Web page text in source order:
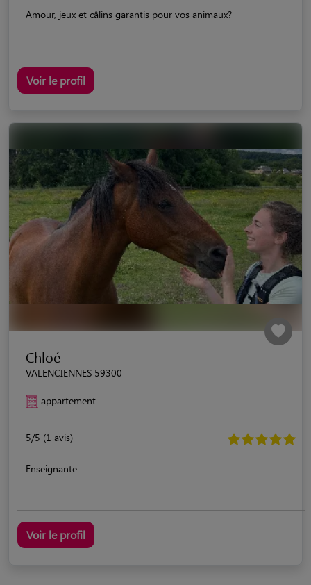
Amour, jeux et câlins garantis pour vos animaux?
Voir le profil
Chloé
VALENCIENNES 59300
appartement
5/5 (1 avis)
Enseignante
Voir le profil